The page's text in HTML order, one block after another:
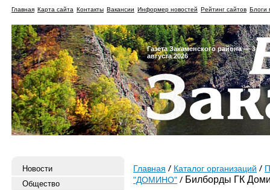
Главная Карта сайта Контакты Вакансии Информер новостей Рейтинг сайтов Блоги
Газета Закаменского района — 3
августа 2026
Новости
Общество
Главная Каталог организаций
"ДОМИНО"
Билборды ГК